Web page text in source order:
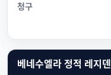
청구
베네수엘라 정적 레지